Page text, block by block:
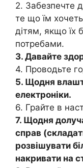
2. Забезпечте
те що їм
дітям, якщо їх
потребами.
3. Давайте
4. Проводьте
5. Щодня
електроніки.
6. Грайте в
7. Щодня
справ
розвішувати
накривати на